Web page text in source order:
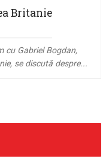
Britanie
cu Gabriel Bogdan,
se discută despre...